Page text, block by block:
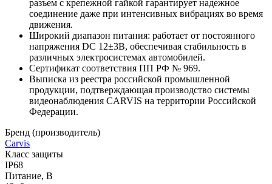
разъем с крепежной гайкой гарантирует надежное
соединение даже при интенсивных вибрациях во время
движения.
Широкий диапазон питания: работает от постоянного
напряжения DC 12±3В, обеспечивая стабильность в
различных электросистемах автомобилей.
Cертификат соответствия ПП РФ № 969.
Выписка из реестра российской промышленной
продукции, подтверждающая производство системы
видеонаблюдения CARVIS на территории Российской
Федерации.
Бренд (производитель)
Carvis
Класс защиты
IP68
Питание, В